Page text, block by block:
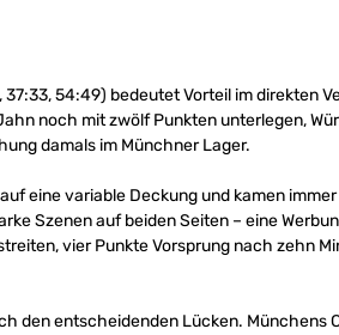
54:49) bedeutet Vorteil im direkten
noch mit zwölf Punkten unterlegen,
damals im Münchner Lager.
eine variable Deckung und kamen
Szenen auf beiden Seiten – eine
vier Punkte Vorsprung nach zehn
den entscheidenden Lücken. Münchens